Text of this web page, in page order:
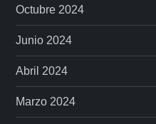
Octubre 2024
Junio 2024
Abril 2024
Marzo 2024